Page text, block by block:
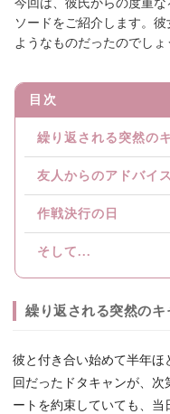
今回は、彼氏からの度重
ソードをご紹介します。
ようなものだったのでしょ
目次
繰り返される突然の
友人からのアドバイス
作戦決行の日
そして...
繰り返される突然のキ
彼と付き合い始めて半年ほ
回だったドタキャンが、
ートを約束していても、当